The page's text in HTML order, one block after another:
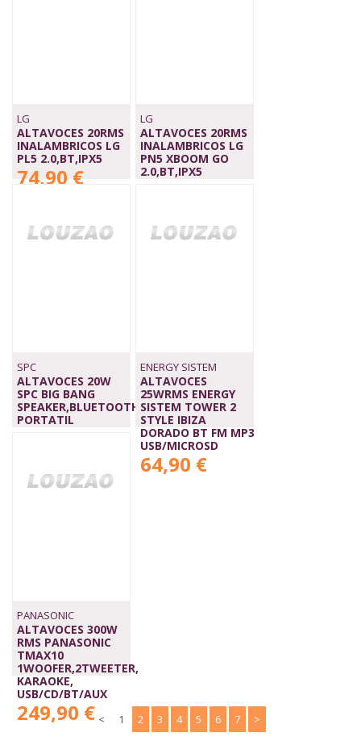
LG
ALTAVOCES 20RMS
INALAMBRICOS LG
PL5 2.0,BT,IPX5
74,90 €
LG
ALTAVOCES 20RMS
INALAMBRICOS LG
PN5 XBOOM GO
2.0,BT,IPX5
SPC
ALTAVOCES 20W
SPC BIG BANG
SPEAKER,BLUETOOTH,
PORTATIL
ENERGY SISTEM
ALTAVOCES
25WRMS ENERGY
SISTEM TOWER 2
STYLE IBIZA
DORADO BT FM MP3
USB/MICROSD
64,90 €
PANASONIC
ALTAVOCES 300W
RMS PANASONIC
TMAX10
1WOOFER,2TWEETER,
KARAOKE,
USB/CD/BT/AUX
249,90 € < 1 2 3 4 5 6 7 >